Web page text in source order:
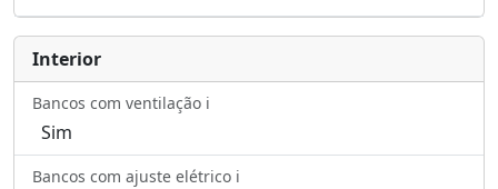
Interior
Bancos com ventilação ℹ️
Sim
Bancos com ajuste elétrico ℹ️